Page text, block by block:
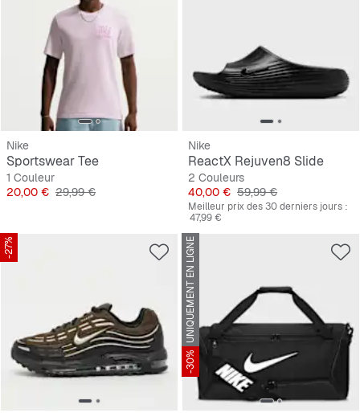
Nike
Sportswear Tee
1 Couleur
Prix
20,00 € Prix original
29,99 €
Nike
ReactX Rejuven8 Slide
2 Couleurs
Prix
40,00 € Prix original
59,99 €
Meilleur prix des 30 derniers jours :
47,99 €
-27% UNIQUEMENT EN LIGNE
-30%